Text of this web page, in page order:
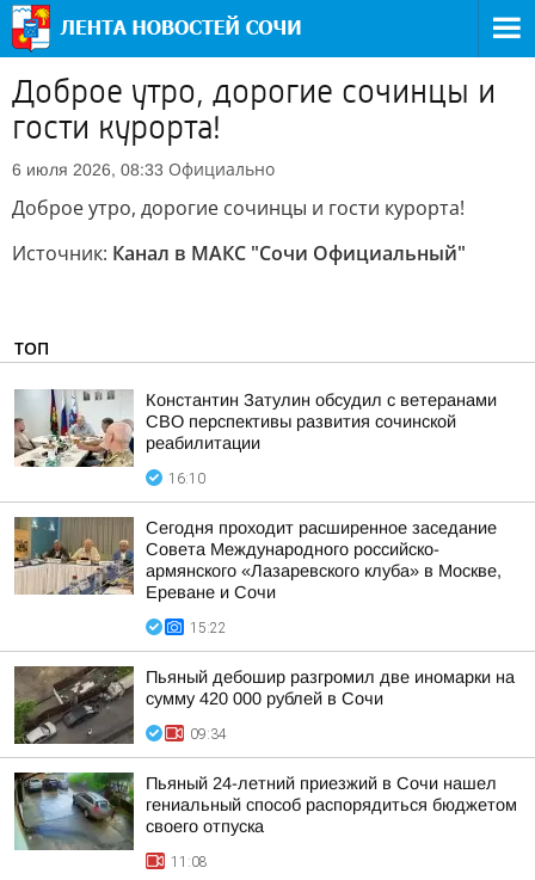
Доброе утро, дорогие сочинцы и
гости курорта!
6 июля 2026, 08:33 Официально
Доброе утро, дорогие сочинцы и гости курорта!
Источник: Канал в МАКС "Сочи Официальный"
ТОП
Константин Затулин обсудил с ветеранами
СВО перспективы развития сочинской
реабилитации
16:10
Сегодня проходит расширенное заседание
Совета Международного российско-
армянского «Лазаревского клуба» в Москве,
Ереване и Сочи
15:22
Пьяный дебошир разгромил две иномарки на
сумму 420 000 рублей в Сочи
09:34
Пьяный 24-летний приезжий в Сочи нашел
гениальный способ распорядиться бюджетом
своего отпуска
11:08